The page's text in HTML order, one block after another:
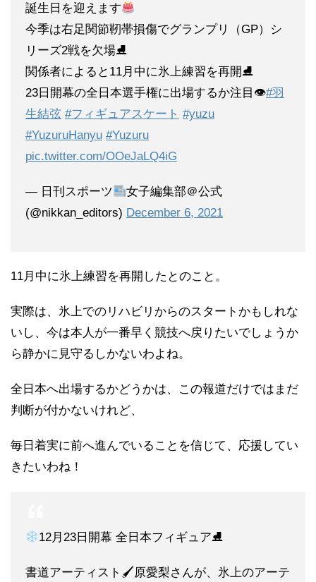
誕生日を迎えます
今季は右足関節靭帯損傷でグランプリ（GP）シ
リーズ2戦を欠場⛸
関係者によると11月中に氷上練習を再開⛸
23日開幕の全日本選手権に出場するか注目👁#羽
生結弦 #フィギュアスケート #yuzu
#YuzuruHanyu #Yuzuru
pic.twitter.com/OOeJaLQ4iG
— 日刊スポーツ
女子編集部＠公式
(@nikkan_editors) December 6, 2021
11月中に氷上練習を再開したとのこと。
実際は、氷上でのリハビリからのスタートかもしれな
いし、今は本人が一番早く競技へ戻りたいでしょうか
ら静かに見守るしかないわよね。
全日本へ出場するかどうかは、この報道だけではまだ
判断が付かないけれど、
毎日着実に前へ進んでいることを信じて、応援してい
きたいわね！
12月23日開幕 全日本フィギュア⛸
書道アーティスト🖌原愛梨さんが、氷上のアーテ